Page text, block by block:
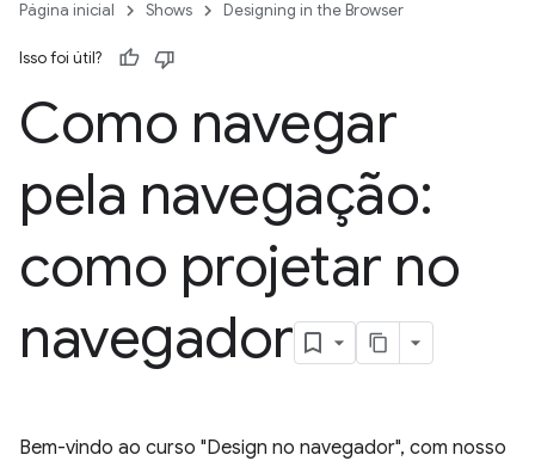
Página inicial Shows Designing in the Browser
Isso foi útil?
Como navegar
pela navegação:
como projetar no
navegador
Bem-vindo ao curso "Design no navegador", com nosso